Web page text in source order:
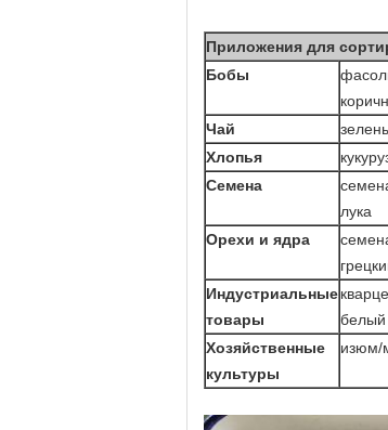
Приложения для
Бобы
Чай
Хлопья
Семена
лука
Орехи и ядра
Индустриальные
товары
белый
Хозяйственные
культуры
изюм/